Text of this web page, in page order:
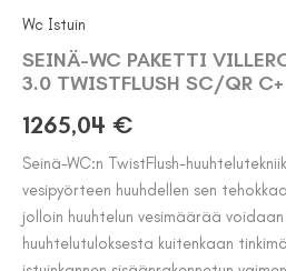
Wc Istuin
SEINÄ-WC PAKETTI
3.0 TWISTFLUSH SC/QR C+
1265,04 €
Seinä-WC:n TwistFlush-
vesipyörteen huuhdellen sen
jolloin huuhtelun vesimäärää
huuhtelutuloksesta kuitenkaan